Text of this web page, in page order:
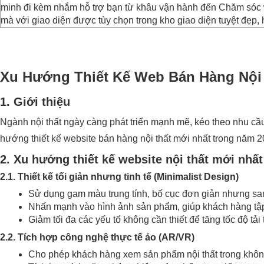
minh đi kèm nhắm hỗ trợ bạn từ khâu vận hành đến Chăm
mà với giao diện được tùy chọn trong kho giao diện tuyệt
Xu Hướng Thiết Kế Web Bán Hàng
1. Giới thiệu
Ngành nội thất ngày càng phát triển mạnh mẽ, kéo theo nhu
hướng thiết kế website bán hàng nội thất mới nhất trong năm
2. Xu hướng thiết kế website nội thất mới nhất
2.1. Thiết kế tối giản nhưng tinh tế (Minimalist Design)
Sử dụng gam màu trung tính, bố cục đơn giản nhưng
Nhấn mạnh vào hình ảnh sản phẩm, giúp khách hàng
Giảm tối đa các yếu tố không cần thiết để tăng tốc độ tải
2.2. Tích hợp công nghệ thực tế ảo (AR/VR)
Cho phép khách hàng xem sản phẩm nội thất trong